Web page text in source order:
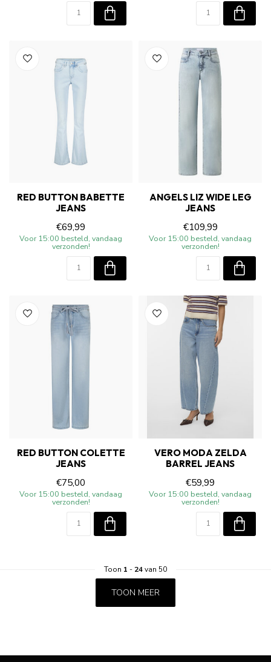
RED BUTTON BABETTE
JEANS
€69,99
Voor 15:00 besteld, vandaag
verzonden!
ANGELS LIZ WIDE LEG
JEANS
€109,99
Voor 15:00 besteld, vandaag
verzonden!
RED BUTTON COLETTE
JEANS
€75,00
Voor 15:00 besteld, vandaag
verzonden!
VERO MODA ZELDA
BARREL JEANS
€59,99
Voor 15:00 besteld, vandaag
verzonden!
Toon 1 - 24van 50
TOON MEER